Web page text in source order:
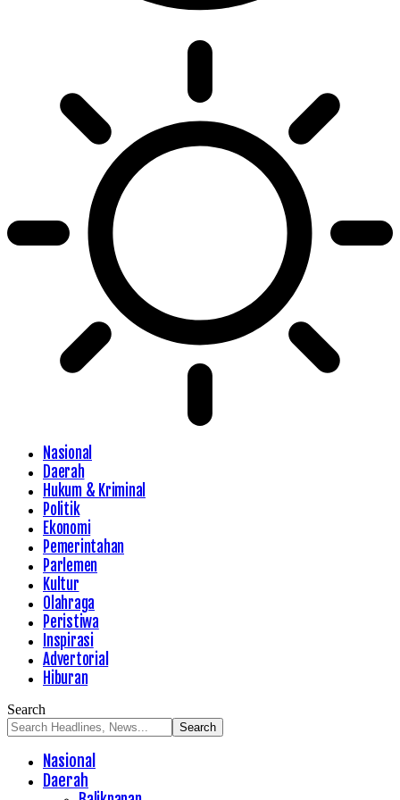
Nasional
Daerah
Hukum & Kriminal
Politik
Ekonomi
Pemerintahan
Parlemen
Kultur
Olahraga
Peristiwa
Inspirasi
Advertorial
Hiburan
Search
Nasional
Daerah